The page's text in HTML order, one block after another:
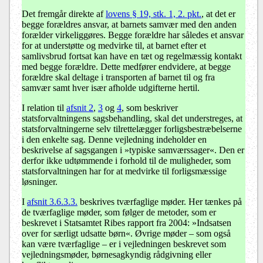
Det fremgår direkte aflovens § 19, stk. 1, 2. pkt., at det er
begge forældres ansvar, at barnets samvær med den anden
forælder virkeliggøres. Begge forældre har således et ansvar
for at understøtte og medvirke til, at barnet efter et
samlivsbrud fortsat kan have en tæt og regelmæssig kontakt
med begge forældre. Dette medfører endvidere, at begge
forældre skal deltage i transporten af barnet til og fra
samvær samt hver især afholde udgifterne hertil.
I relation til afsnit 2, 3 og 4, som beskriver
statsforvaltningens sagsbehandling, skal det understreges, at
statsforvaltningerne selv tilrettelægger forligsbestræbelserne
i den enkelte sag. Denne vejledning indeholder en
beskrivelse af sagsgangen i »typiske samværssager«. Den er
derfor ikke udtømmende i forhold til de muligheder, som
statsforvaltningen har for at medvirke til forligsmæssige
løsninger.
I afsnit 3.6.3.3. beskrives tværfaglige møder. Her tænkes på
de tværfaglige møder, som følger de metoder, som er
beskrevet i Statsamtet Ribes rapport fra 2004: »Indsatsen
over for særligt udsatte børn«. Øvrige møder – som også
kan være tværfaglige – er i vejledningen beskrevet som
vejledningsmøder, børnesagkyndig rådgivning eller